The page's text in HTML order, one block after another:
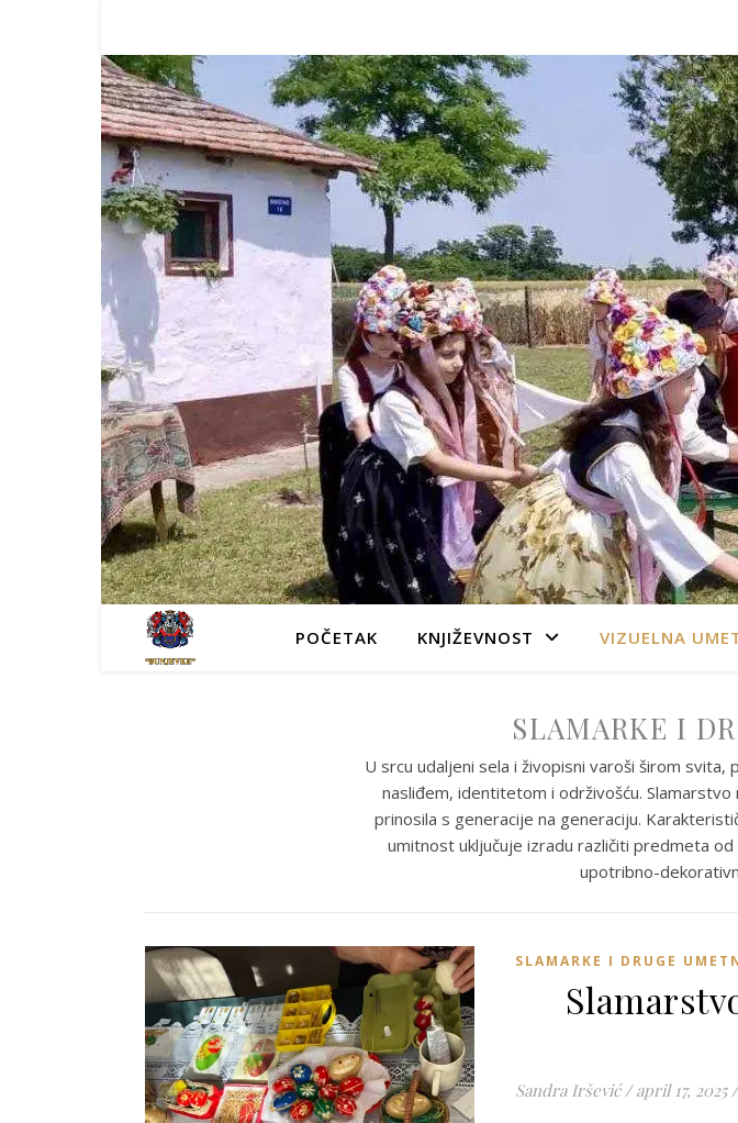
POČETAK KNJIŽEVNOST VIZUELNA
SLAMARKE I
U srcu udaljeni sela i živopisni varoši širom
nasliđem, identitetom i održivošću.
prinosila s generacije na generaciju.
umitnost uključuje izradu različiti predmeta
upotribno-
SLAMARKE I DRUGE
Sandra Iršević / april 17, 2025 /